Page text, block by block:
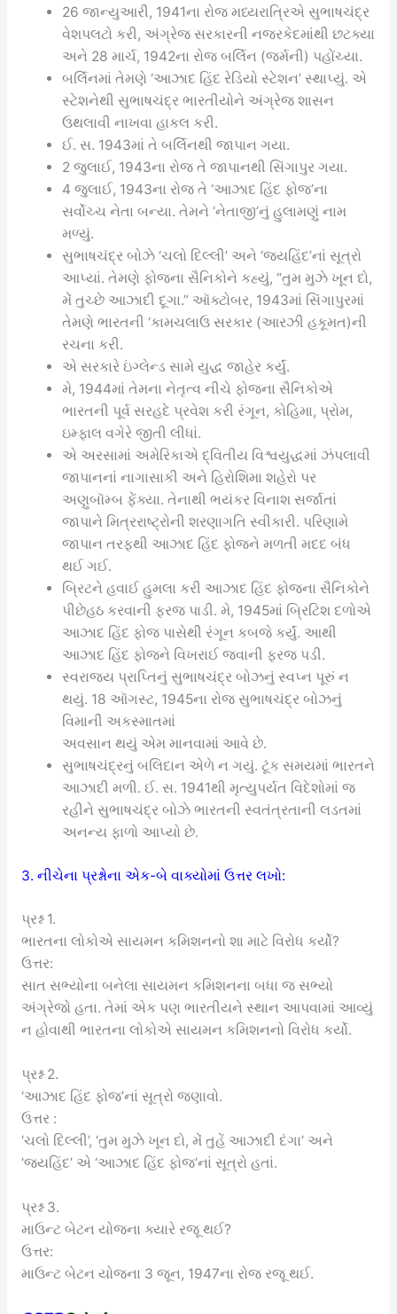
26 જાન્યુઆરી, 1941ના રોજ મધ્યરાત્રિએ સુભાષચંદ્ર
વેશપલટો કરી, અંગ્રેજ સરકારની નજરકેદમાંથી છટક્યા
અને 28 માર્ચ, 1942ના રોજ બર્લિન (જર્મની) પહોંચ્યા.
બર્લિનમાં તેમણે ‘આઝાદ હિંદ રેડિયો સ્ટેશન’ સ્થાપ્યું. એ
સ્ટેશનેથી સુભાષચંદ્ર ભારતીયોને અંગ્રેજ શાસન
ઉથલાવી નાખવા હાકલ કરી.
ઈ. સ. 1943માં તે બર્લિનથી જાપાન ગયા.
2 જુલાઈ, 1943ના રોજ તે જાપાનથી સિંગાપુર ગયા.
4 જુલાઈ, 1943ના રોજ તે ‘આઝાદ હિંદ ફોજ’ના
સર્વોચ્ચ નેતા બન્યા. તેમને ‘નેતાજી’નું હુલામણું નામ
મળ્યું.
સુભાષચંદ્ર બોઝે ‘ચલો દિલ્લી’ અને ‘જયહિંદ’નાં સૂત્રો
આપ્યાં. તેમણે ફોજના સૈનિકોને કહ્યું, “તુમ મુઝે ખૂન દો,
મેં તુચ્છે આઝાદી દૂગા.” ઑક્ટોબર, 1943માં સિંગાપુરમાં
તેમણે ભારતની ‘કામચલાઉ સરકાર (આરઝી હકૂમત)ની
રચના કરી.
એ સરકારે ઇંગ્લેન્ડ સામે યુદ્ધ જાહેર કર્યું.
મે, 1944માં તેમના નેતૃત્વ નીચે ફોજના સૈનિકોએ
ભારતની પૂર્વ સરહદે પ્રવેશ કરી રંગૂન, કોહિમા, પ્રોમ,
ઇમ્ફાલ વગેરે જીતી લીધાં.
એ અરસામાં અમેરિકાએ દ્વિતીય વિશ્વયુદ્ધમાં ઝંપલાવી
જાપાનનાં નાગાસાકી અને હિરોશિમા શહેરો પર
અણુબૉમ્બ ફેંક્યા. તેનાથી ભયંકર વિનાશ સર્જાતાં
જાપાને મિત્રરાષ્ટ્રોની શરણાગતિ સ્વીકારી. પરિણામે
જાપાન તરફથી આઝાદ હિંદ ફોજને મળતી મદદ બંધ
થઈ ગઈ.
બ્રિટને હવાઈ હુમલા કરી આઝાદ હિંદ ફોજના સૈનિકોને
પીછેહઠ કરવાની ફરજ પાડી. મે, 1945માં બ્રિટિશ દળોએ
આઝાદ હિંદ ફોજ પાસેથી રંગૂન કબજે કર્યું. આથી
આઝાદ હિંદ ફોજને વિખરાઈ જવાની ફરજ પડી.
સ્વરાજ્ય પ્રાપ્તિનું સુભાષચંદ્ર બોઝનું સ્વપ્ન પૂરું ન
થયું. 18 ઑગસ્ટ, 1945ના રોજ સુભાષચંદ્ર બોઝનું
વિમાની અકસ્માતમાં
અવસાન થયું એમ માનવામાં આવે છે.
સુભાષચંદ્રનું બલિદાન એળે ન ગયું. ટૂંક સમયમાં ભારતને
આઝાદી મળી. ઈ. સ. 1941થી મૃત્યુપર્યત વિદેશોમાં જ
રહીને સુભાષચંદ્ર બોઝે ભારતની સ્વતંત્રતાની લડતમાં
અનન્ય ફાળો આપ્યો છે.
3. નીચેના પ્રશ્નોના એક-બે વાક્યોમાં ઉત્તર લખો:
પ્રશ્ન 1.
ભારતના લોકોએ સાયમન કમિશનનો શા માટે વિરોધ કર્યો?
ઉત્તર:
સાત સભ્યોના બનેલા સાયમન કમિશનના બધા જ સભ્યો
અંગ્રેજો હતા. તેમાં એક પણ ભારતીયને સ્થાન આપવામાં આવ્યું
ન હોવાથી ભારતના લોકોએ સાયમન કમિશનનો વિરોધ કર્યો.
પ્રશ્ન 2.
‘આઝાદ હિંદ ફોજ’નાં સૂત્રો જણાવો.
ઉત્તર :
‘ચલો દિલ્લી’, ‘તુમ મુઝે ખૂન દો, મેં તુહેં આઝાદી દંગા’ અને
‘જયહિંદ’ એ ‘આઝાદ હિંદ ફોજ’નાં સૂત્રો હતાં.
પ્રશ્ન 3.
માઉન્ટ બેટન યોજના ક્યારે રજૂ થઈ?
ઉત્તર:
માઉન્ટ બેટન યોજના 3 જૂન, 1947ના રોજ રજૂ થઈ.